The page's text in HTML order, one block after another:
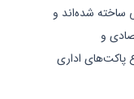
معمولی ساخته شده‌اند و
و
پاکت‌های اداری